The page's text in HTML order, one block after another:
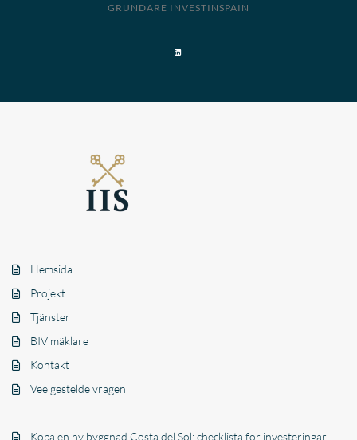
GRUNDARE INVESTINSPAIN
Hemsida
Projekt
Tjänster
BIV mäklare
Kontakt
Veelgestelde vragen
Köpa en ny byggnad Costa del Sol: checklista för investeringar